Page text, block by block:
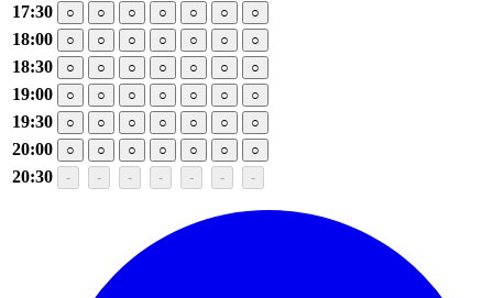
17:30 ○ ○ ○ ○ ○ ○ ○
18:00 ○ ○ ○ ○ ○ ○ ○
18:30 ○ ○ ○ ○ ○ ○ ○
19:00 ○ ○ ○ ○ ○ ○ ○
19:30 ○ ○ ○ ○ ○ ○ ○
20:00 ○ ○ ○ ○ ○ ○ ○
20:30 - - - - - - -